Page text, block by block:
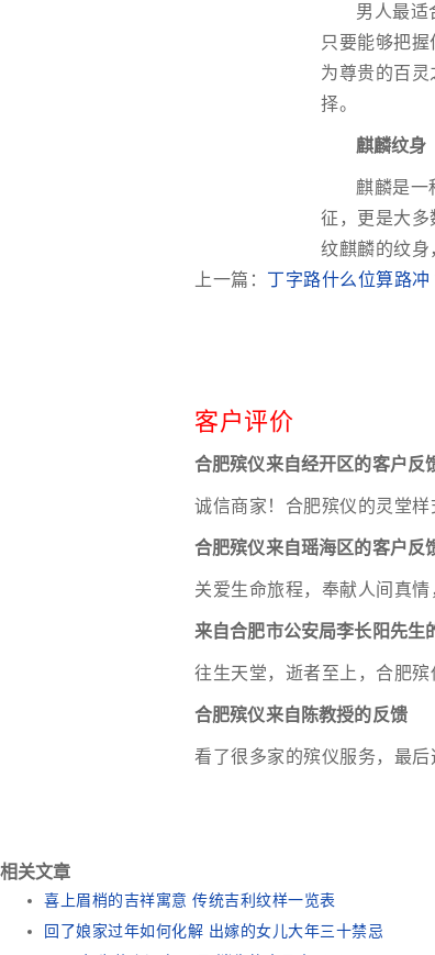
男人最适
只要能够把
为尊贵的百
择。
麒麟纹身
麒麟是一
征，更是大多
纹麒麟的纹身
上一篇： 丁字路什么位算路冲
客户评价
合肥殡仪来自经开区的客户反
诚信商家！合肥殡仪的灵堂
合肥殡仪来自瑶海区的客户反
关爱生命旅程，奉献人间真
来自合肥市公安局李长阳先生
往生天堂，逝者至上，合肥
合肥殡仪来自陈教授的反馈
看了很多家的殡仪服务，最
相关文章
喜上眉梢的吉祥寓意 传统吉利纹样一览表
回了娘家过年如何化解 出嫁的女儿大年三十禁忌